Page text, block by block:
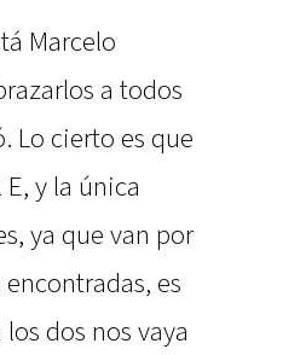
Marcelo
a todos
Lo cierto es que
y la única
ya que van por
es
dos nos vaya